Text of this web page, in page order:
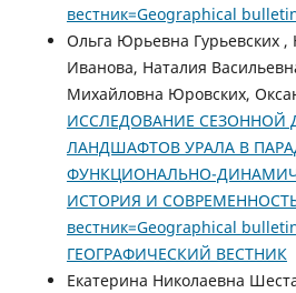
вестник=Geographical
Ольга Юрьевна Гурьевских
Иванова, Наталия
Михайловна Юровских,
ИССЛЕДОВАНИЕ СЕЗОННОЙ
ЛАНДШАФТОВ УРАЛА В
ФУНКЦИОНАЛЬНО-
ИСТОРИЯ И
вестник=Geographical
ГЕОГРАФИЧЕСКИЙ ВЕСТНИК
Екатерина Николаевна